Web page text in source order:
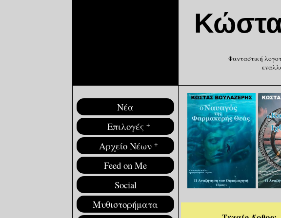
Φανταστική
Νέα
Επιλογές +
Αρχείο Νέων +
Feed on Me
Social
Μυθιστορήματα